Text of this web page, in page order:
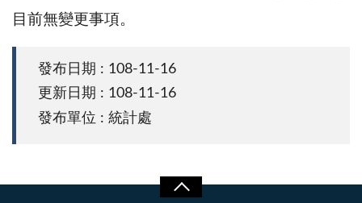
目前無變更事項。
發布日期 : 108-11-16
更新日期 : 108-11-16
發布單位 : 統計處